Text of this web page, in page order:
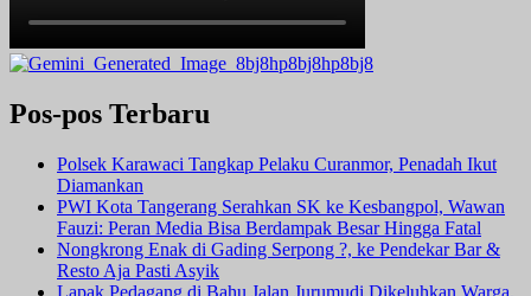
Pos-pos Terbaru
Polsek Karawaci Tangkap Pelaku Curanmor, Penadah Ikut
Diamankan
PWI Kota Tangerang Serahkan SK ke Kesbangpol, Wawan
Fauzi: Peran Media Bisa Berdampak Besar Hingga Fatal
Nongkrong Enak di Gading Serpong ?, ke Pendekar Bar &
Resto Aja Pasti Asyik
Lapak Pedagang di Bahu Jalan Jurumudi Dikeluhkan Warga,